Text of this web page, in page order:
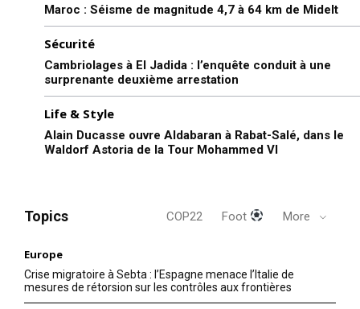
Maroc : Séisme de magnitude 4,7 à 64 km de Midelt
Sécurité
Cambriolages à El Jadida : l’enquête conduit à une
surprenante deuxième arrestation
Life & Style
Alain Ducasse ouvre Aldabaran à Rabat-Salé, dans le
Waldorf Astoria de la Tour Mohammed VI
Topics COP22 Foot More
Europe
Crise migratoire à Sebta : l’Espagne menace l’Italie de
mesures de rétorsion sur les contrôles aux frontières